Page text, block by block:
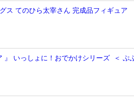
ス てのひら太宰さん 完成品フィギュア
』 いっしょに！おでかけシリーズ ＜ ぷ